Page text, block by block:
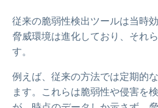
従来の脆弱性検出ツールは当時
脅威環境は進化しており、それ
す。
例えば、従来の方法では定期的
ます。これらは脆弱性や侵害を